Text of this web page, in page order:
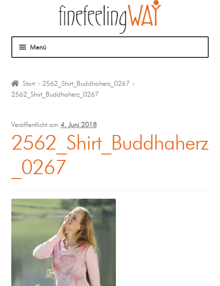
Menü
Mein Angebot
Coaching
Klangmassage
Start
2562_Shirt_Buddhaherz_0267
2562_Shirt_Buddhaherz_0267
Veröffentlicht am 4. Juni 2018
2562_Shirt_Buddhaherz
_0267